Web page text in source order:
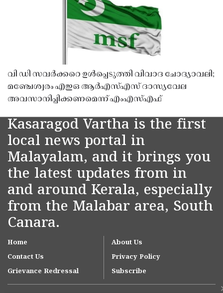
വി ഡി സവർക്കറെ ഉൾപ്പെടുത്തി വിവാദ ചോദ്യാവലി;
മഞ്ചേശ്വരം എഇഒ ആർഎസ്എസ് ദാസ്യവേല
അവസാനിപ്പിക്കണമെന്ന് എംഎസ്എഫ്
Kasaragod Vartha is the first
local news portal in
Malayalam, and it brings you
the latest updates from in
and around Kerala, especially
from the Malabar area, South
Canara.
Home
About Us
Contact Us
Privacy Policy
Grievance Redressal
Subscribe